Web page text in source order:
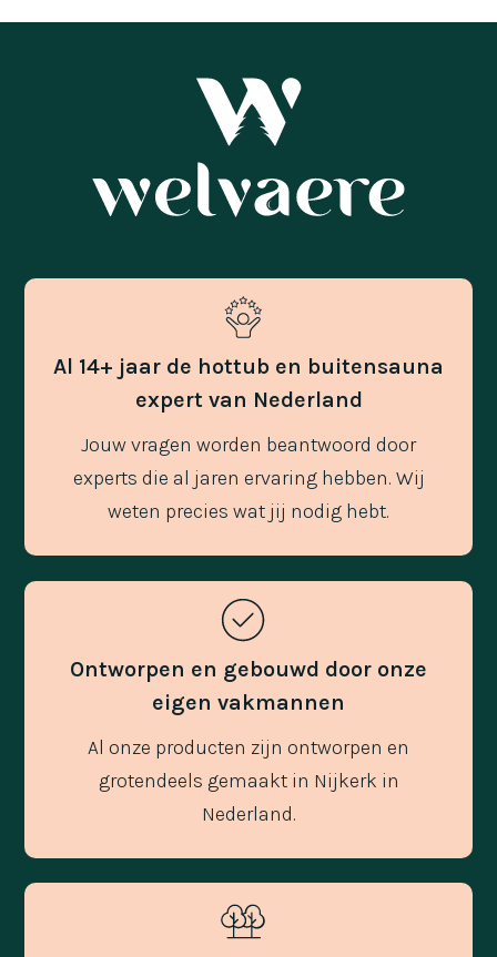
Al 14+ jaar de hottub en buitensauna
expert van Nederland
Jouw vragen worden beantwoord door
experts die al jaren ervaring hebben. Wij
weten precies wat jij nodig hebt.
Ontworpen en gebouwd door onze
eigen vakmannen
Al onze producten zijn ontworpen en
grotendeels gemaakt in Nijkerk in
Nederland.